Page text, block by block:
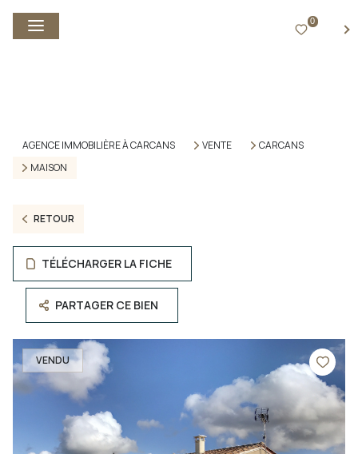
0
AGENCE IMMOBILIÈRE À CARCANS VENTE
CARCANS
MAISON
RETOUR
TÉLÉCHARGER LA FICHE
PARTAGER CE BIEN
VENDU